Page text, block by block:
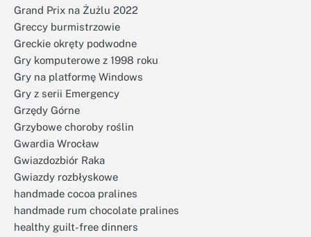
Grand Prix na Żużlu 2022
Greccy burmistrzowie
Greckie okręty podwodne
Gry komputerowe z 1998 roku
Gry na platformę Windows
Gry z serii Emergency
Grzędy Górne
Grzybowe choroby roślin
Gwardia Wrocław
Gwiazdozbiór Raka
Gwiazdy rozbłyskowe
handmade cocoa pralines
handmade rum chocolate pralines
healthy guilt-free dinners